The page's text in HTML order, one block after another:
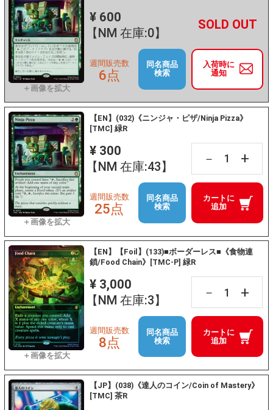
¥ 600
【NM 在庫:0】
－ +
入荷時に
通知
週間販売数
6点
同名商品
検索
【EN】(032)《ニンジャ・ピザ/Ninja Pizza》
[TMC] 緑R
¥ 300
【NM 在庫:43】
－ +
カートに
追加
週間販売数
25点
同名商品
検索
【EN】【Foil】(133)■ボーダーレス■《食物連
鎖/Food Chain》[TMC-P] 緑R
¥ 3,000
【NM 在庫:3】
－ +
カートに
追加
週間販売数
8点
同名商品
検索
【JP】(038)《達人のコイン/Coin of Mastery》
[TMC] 茶R